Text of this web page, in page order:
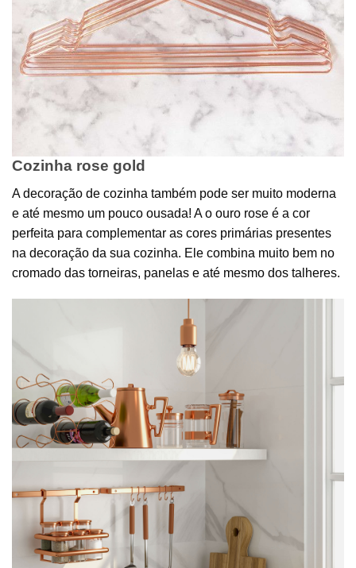
Cozinha rose gold
A decoração de cozinha também pode ser muito moderna
e até mesmo um pouco ousada! A o ouro rose é a cor
perfeita para complementar as cores primárias presentes
na decoração da sua cozinha. Ele combina muito bem no
cromado das torneiras, panelas e até mesmo dos talheres.